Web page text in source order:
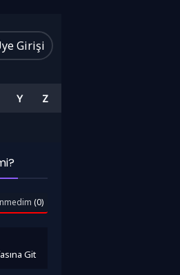
Girişi
Y Z
(0)
Git